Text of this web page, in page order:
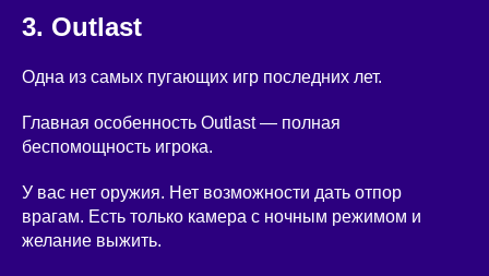
3. Outlast
Одна из самых пугающих игр последних лет.
Главная особенность Outlast — полная
беспомощность игрока.
У вас нет оружия. Нет возможности дать отпор
врагам. Есть только камера с ночным режимом и
желание выжить.